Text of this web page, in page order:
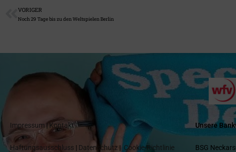
VORIGER
Noch 29 Tage bis zu den Weltspielen Berlin
Impressum |Kontakt
Haftungsausschluss | Datenschutz | Cookie-Richtlinie
Unsere
BSG